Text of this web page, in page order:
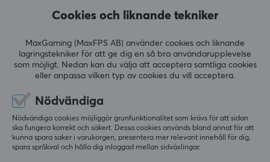
Dareu
Gamingmus - Svart
(4)
Dareu
(0)
Cookies och liknande tekniker
MaxGaming (MaxFPS AB) använder cookies och liknande
lagringstekniker för att ge dig en så bra användarupplevelse
som möjligt. Nedan kan du välja att acceptera samtliga cookies
eller anpassa vilken typ av cookies du vill acceptera.
Nödvändiga
Nödvändiga cookies möjliggör grunfunktionalitet som krävs för att sidan
ska fungera korrekt och säkert. Dessa cookies används bland annat för att
kunna spara saker i varukorgen, presentera mer relevant innehåll för dig,
spara språkval och hålla dig inloggad mellan sidväxlingar.